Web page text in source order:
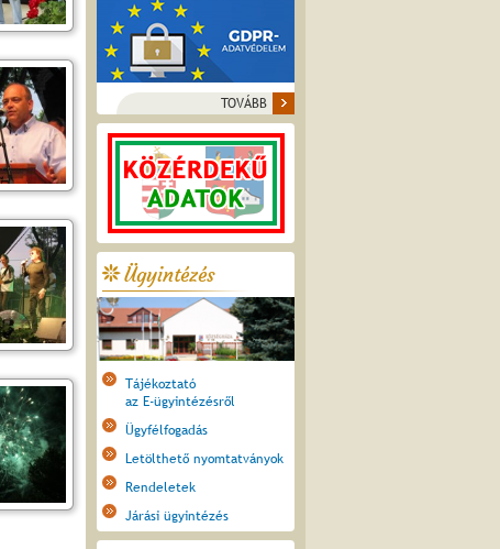
TOVÁBB
Ügyintézés
Tájékoztató
az E-ügyintézésről
Ügyfélfogadás
Letölthető nyomtatványok
Rendeletek
Járási ügyintézés